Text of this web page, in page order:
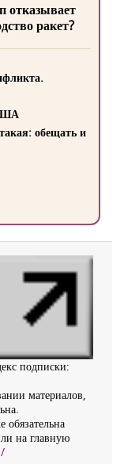
отказывает
ракет?
обещать и
подписки:
материалов,
на главную